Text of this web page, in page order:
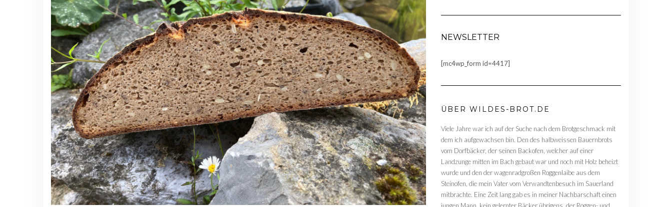
NEWSLETTER
[mc4wp_form id=4417]
ÜBER WILDES-BROT.DE
Viele Jahre war ich auf der Suche nach dem Brotgeschmack mit
dem ich aufgewachsen bin. Den des halbweissen Bauernbrots
vom Dorfbäcker, der seinen Backofen, welcher auf einer
Landzunge mitten im Bach gebaut war und noch mit Holz beheizt
wurde und den der wagenradgroßen Roggenlaibe aus dem
Steinofen, die mein Vater vom Verwandtenbesuch im Sauerland
mitbrachte. Eine Zeit lang gab es in meiner Nachbarschaft einen